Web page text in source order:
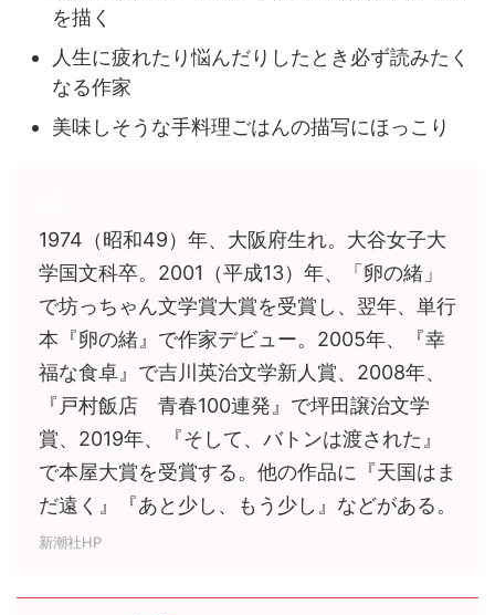
を描く
人生に疲れたり悩んだりしたとき必ず読みたく
なる作家
美味しそうな手料理ごはんの描写にほっこり
1974（昭和49）年、大阪府生れ。大谷女子大
学国文科卒。2001（平成13）年、「卵の緒」
で坊っちゃん文学賞大賞を受賞し、翌年、単行
本『卵の緒』で作家デビュー。2005年、『幸
福な食卓』で吉川英治文学新人賞、2008年、
『戸村飯店 青春100連発』で坪田譲治文学
賞、2019年、『そして、バトンは渡された』
で本屋大賞を受賞する。他の作品に『天国はま
だ遠く』『あと少し、もう少し』などがある。
新潮社HP